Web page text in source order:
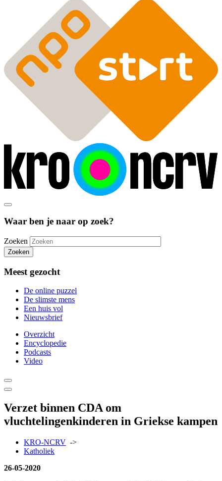
Waar ben je naar op zoek?
Zoeken
Zoeken
Meest gezocht
De online puzzel
De slimste mens
Een huis vol
Nieuwsbrief
Overzicht
Encyclopedie
Podcasts
Video
Verzet binnen CDA om
vluchtelingenkinderen in Griekse kampen
KRO-NCRV ->
Katholiek
26-05-2020